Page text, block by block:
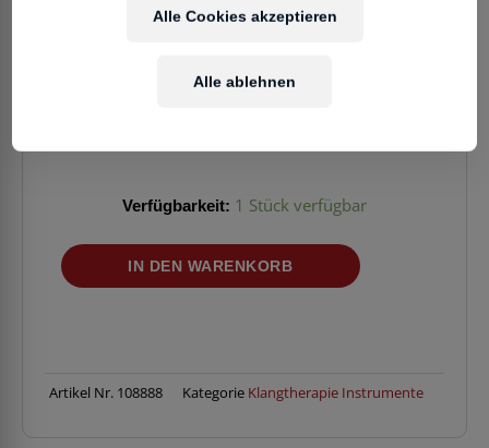
Verfügbarkeit: 1 Stück verfügbar
MEINL
Flowers
IN DEN WARENKORB
Artikel Nr. 108888 Kategorie Klangtherapie Instrumente
Alle ablehnen
Alle Cookies akzeptieren